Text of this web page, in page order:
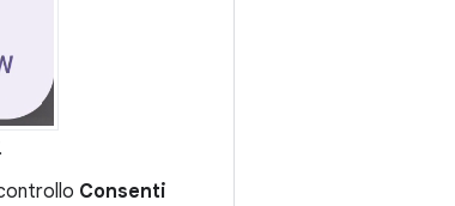
Consenti